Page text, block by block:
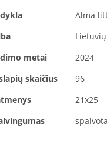
Alma
metai
2024
skaičius
96
21x25